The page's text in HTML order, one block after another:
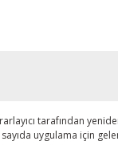
tarafından
uygulama için